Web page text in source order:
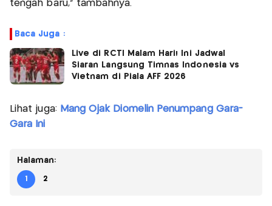
tengah baru," tambahnya.
Baca Juga :
Live di RCTI Malam Hari! Ini Jadwal
Siaran Langsung Timnas Indonesia vs
Vietnam di Piala AFF 2026
Lihat juga: Mang Ojak Diomelin Penumpang Gara-
Gara Ini
Halaman:
1 2